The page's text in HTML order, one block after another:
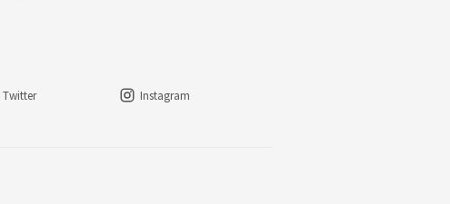
Twitter Instagram